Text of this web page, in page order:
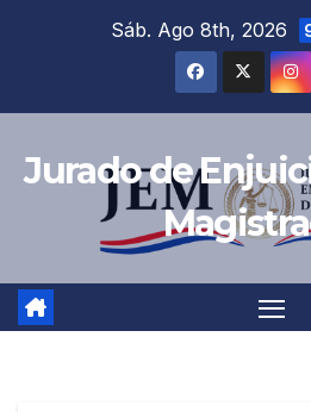
Sáb. Ago 8th, 2026
Jurado de